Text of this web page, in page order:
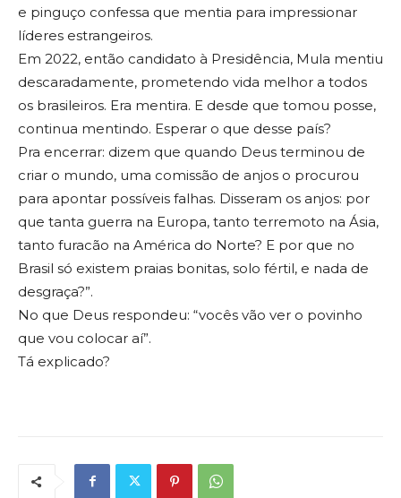
e pinguço confessa que mentia para impressionar
líderes estrangeiros.
Em 2022, então candidato à Presidência, Mula mentiu
descaradamente, prometendo vida melhor a todos
os brasileiros. Era mentira. E desde que tomou posse,
continua mentindo. Esperar o que desse país?
Pra encerrar: dizem que quando Deus terminou de
criar o mundo, uma comissão de anjos o procurou
para apontar possíveis falhas. Disseram os anjos: por
que tanta guerra na Europa, tanto terremoto na Ásia,
tanto furacão na América do Norte? E por que no
Brasil só existem praias bonitas, solo fértil, e nada de
desgraça?”.
No que Deus respondeu: “vocês vão ver o povinho
que vou colocar aí”.
Tá explicado?